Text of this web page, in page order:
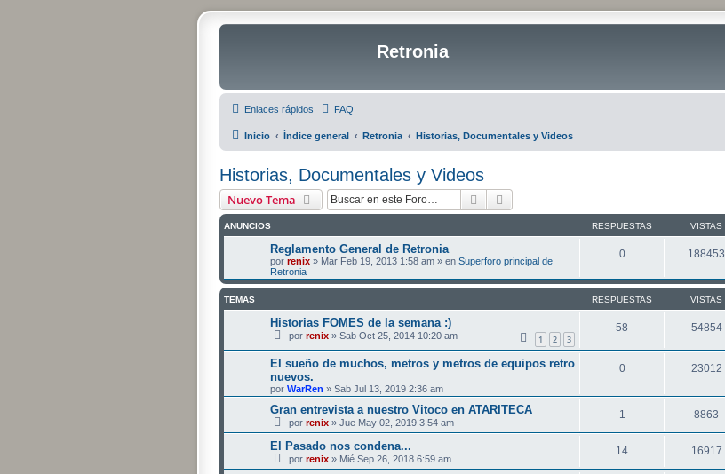
Retronia
Enlaces rápidos FAQ
Inicio Índice general Retronia Historias, Documentales y Videos
Historias, Documentales y Videos
Nuevo Tema Buscar
ANUNCIOS RESPUESTAS VISTAS
Reglamento General de Retronia
por renix » Mar Feb 19, 2013 1:58 am » en Superforo principal de
Retronia
0 188453
TEMAS RESPUESTAS VISTAS
Historias FOMES de la semana :)
por renix » Sab Oct 25, 2014 10:20 am 1 2 3
58 54854
El sueño de muchos, metros y metros de equipos retro
nuevos.
por WarRen » Sab Jul 13, 2019 2:36 am
0 23012
Gran entrevista a nuestro Vitoco en ATARITECA
por renix » Jue May 02, 2019 3:54 am
1 8863
El Pasado nos condena...
por renix » Mié Sep 26, 2018 6:59 am
14 16917